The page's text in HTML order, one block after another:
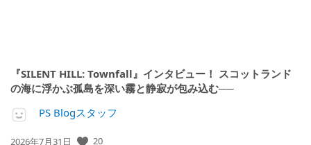
『SILENT HILL: Townfall』インタビュー！ スコットランド
の海に浮かぶ孤島を深い霧と静寂が包み込む──
PS Blogスタッフ
公
2026年7月31日 20